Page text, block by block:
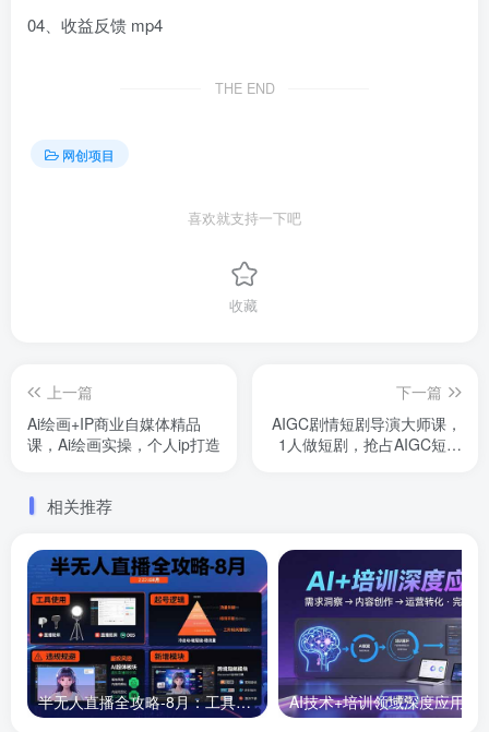
04、收益反馈 mp4
THE END
网创项目
喜欢就支持一下吧
收藏
上一篇
Ai绘画+IP商业自媒体精品
课，Ai绘画实操，个人ip打造
下一篇
AIGC剧情短剧导演大师课，
1人做短剧，抢占AIGC短剧
相关推荐
半无人直播全攻略-8月：工具使用+起号逻辑+违规规避,新增AI超体与跨境模块